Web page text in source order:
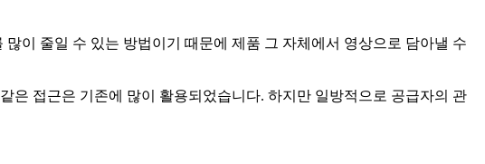
이 줄일 수 있는 방법이기 때문에 제품 그 자체에서 영상으로 담아낼 수
은 접근은 기존에 많이 활용되었습니다. 하지만 일방적으로 공급자의 관